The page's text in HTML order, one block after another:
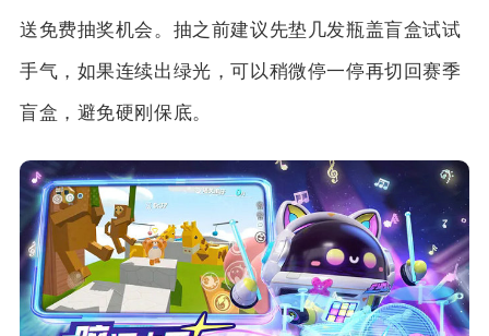
送免费抽奖机会。抽之前建议先垫几发瓶盖盲盒试试
手气，如果连续出绿光，可以稍微停一停再切回赛季
盲盒，避免硬刚保底。